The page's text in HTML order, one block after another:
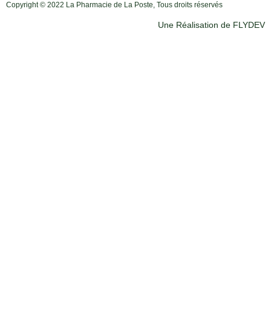
Copyright © 2022 La Pharmacie de La Poste, Tous droits réservés
Une Réalisation de FLYDEV